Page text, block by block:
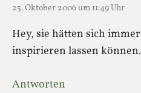
25. Oktober 2006 um 11:49 Uhr
Hey, sie hätten sich
inspirieren lassen können.
Antworten